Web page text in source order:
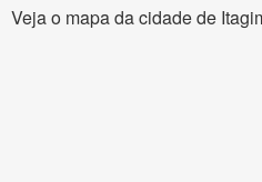
Veja o mapa da cidade de